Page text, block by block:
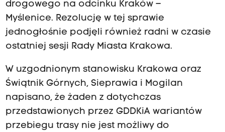
drogowego na odcinku Kraków –
Myślenice. Rezolucję w tej sprawie
jednogłośnie podjęli również radni w czasie
ostatniej sesji Rady Miasta Krakowa.
W uzgodnionym stanowisku Krakowa oraz
Świątnik Górnych, Sieprawia i Mogilan
napisano, że żaden z dotychczas
przedstawionych przez GDDKiA wariantów
przebiegu trasy nie jest możliwy do